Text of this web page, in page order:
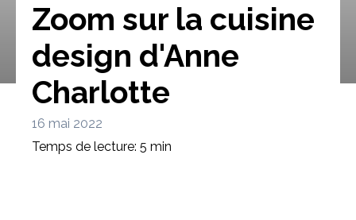
Bibliothèque Meuble tv
Zoom sur la cuisine
design d'Anne
Charlotte
16 mai 2022
Temps de lecture: 5 min